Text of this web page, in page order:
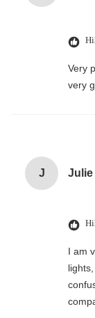
Very
very
J Julie
I am